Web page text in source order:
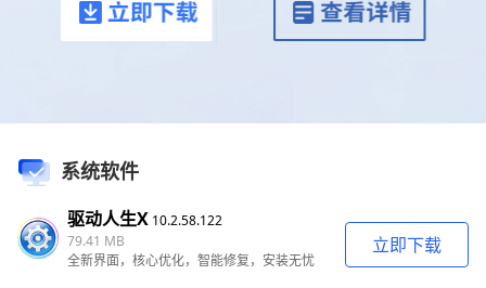
系统软件
驱动人生X 10.2.58.122
79.41 MB
全新界面，核心优化，智能修复，安装无忧
立即下载